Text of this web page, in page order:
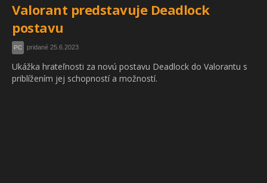
Valorant predstavuje Deadlock
postavu
PC pridané 25.6.2023
Ukážka hrateľnosti za novú postavu Deadlock do Valorantu s
priblížením jej schopností a možností.